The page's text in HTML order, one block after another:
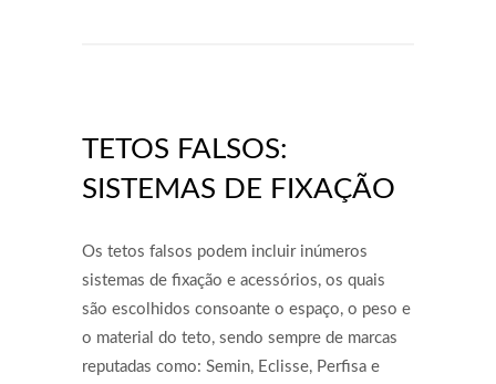
TETOS FALSOS:
SISTEMAS DE FIXAÇÃO
Os tetos falsos podem incluir inúmeros
sistemas de fixação e acessórios, os quais
são escolhidos consoante o espaço, o peso e
o material do teto, sendo sempre de marcas
reputadas como: Semin, Eclisse, Perfisa e